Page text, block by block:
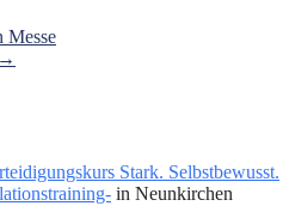
→
Stark. Selbstbewusst.
in Neunkirchen